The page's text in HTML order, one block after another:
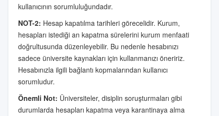
kullanıcının sorumluluğundadır.
NOT-2: Hesap kapatılma tarihleri görecelidir. Kurum,
hesapları istediği an kapatma sürelerini kurum menfaati
doğrultusunda düzenleyebilir. Bu nedenle hesabınızı
sadece üniversite kaynakları için kullanmanızı öneririz.
Hesabınızla ilgili bağlantı kopmalarından kullanıcı
sorumludur.
Önemli Not: Üniversiteler, disiplin soruşturmaları gibi
durumlarda hesapları kapatma veya karantinaya alma